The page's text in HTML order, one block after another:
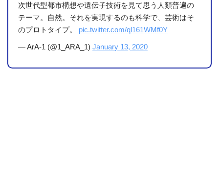
次世代型都市構想や遺伝子技術を見て思う人類普遍の
テーマ。自然。それを実現するのも科学で、芸術はそ
のプロトタイプ。 pic.twitter.com/ql161WMf0Y
— ArA-1 (@1_ARA_1) January 13, 2020